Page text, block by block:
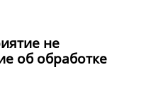
не
об обработке